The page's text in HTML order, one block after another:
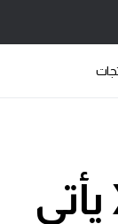
هاتف Xiaomi 12S Ultra يأتي